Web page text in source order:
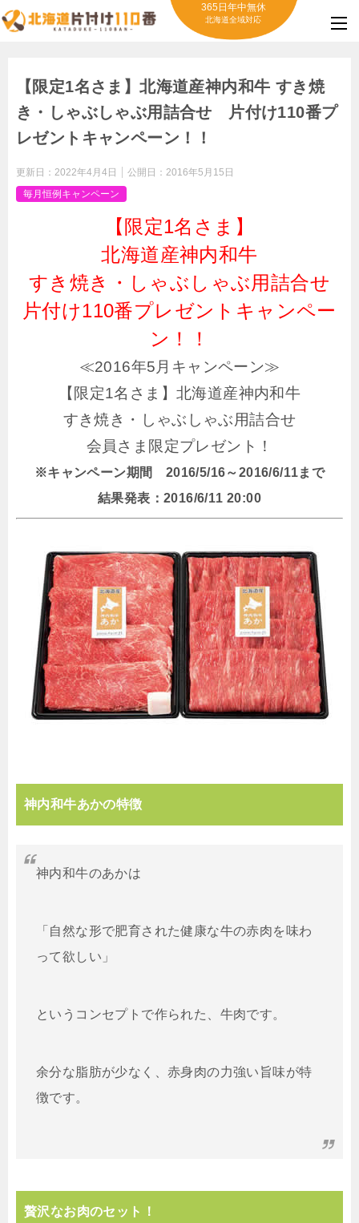
365日年中無休
北海道全域対応
【限定1名さま】北海道産神内和牛 すき焼
き・しゃぶしゃぶ用詰合せ 片付け110番プ
レゼントキャンペーン！！
更新日： 2022年4月4日 公開日： 2016年5月15日
毎月恒例キャンペーン
【限定1名さま】
北海道産神内和牛
すき焼き・しゃぶしゃぶ用詰合せ
片付け110番プレゼントキャンペー
ン！！
≪2016年5月キャンペーン≫
【限定1名さま】北海道産神内和牛
すき焼き・しゃぶしゃぶ用詰合せ
会員さま限定プレゼント！
※キャンペーン期間 2016/5/16～2016/6/11まで
結果発表：2016/6/11 20:00
神内和牛あかの特徴
神内和牛のあかは
「自然な形で肥育された健康な牛の赤肉を味わ
って欲しい」
というコンセプトで作られた、牛肉です。
余分な脂肪が少なく、赤身肉の力強い旨味が特
徴です。
贅沢なお肉のセット！